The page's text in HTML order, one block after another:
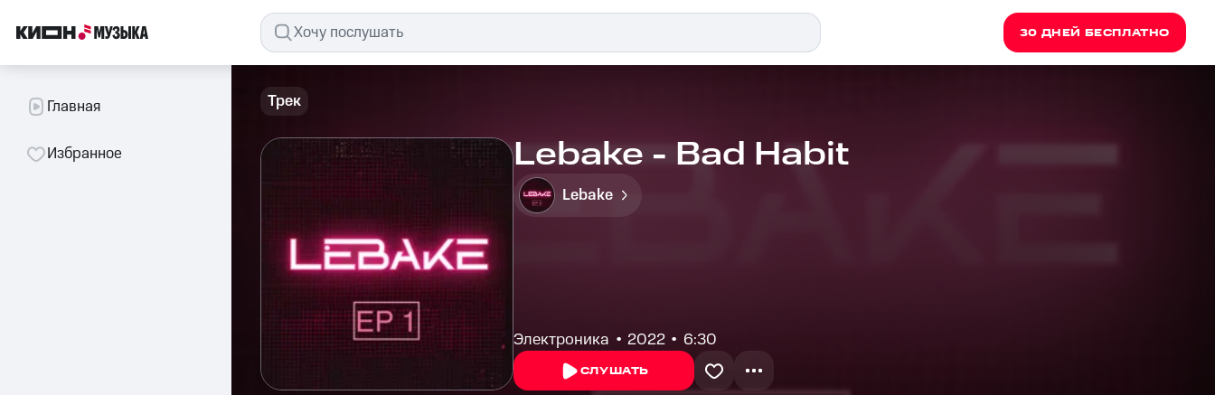
30 ДНЕЙ БЕСПЛАТНО
Главная
Избранное
Трек
Lebake - Bad Habit
Lebake
Электроника 2022 6:30
СЛУШАТЬ